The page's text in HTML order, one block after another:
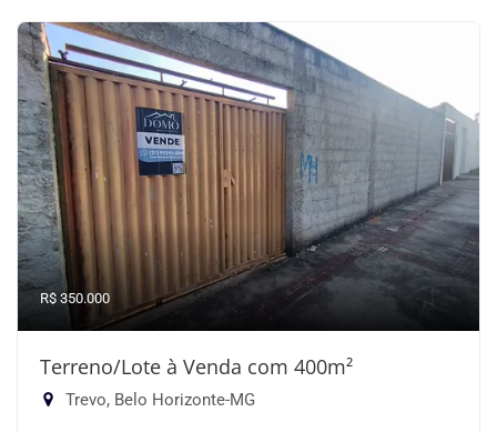
R$ 350.000
Terreno/Lote à Venda com 400m²
Trevo, Belo Horizonte-MG